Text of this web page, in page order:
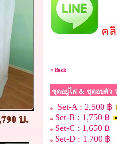
ค
« Back
ชุดอยู่ไฟ & ชุดอบตัว
Set-A : 2,500 ฿
Set-B : 1,750 ฿
Set-C : 1,650 ฿
Set-D : 1,700 ฿